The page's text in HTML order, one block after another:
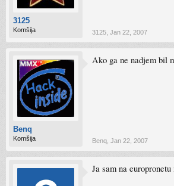
3125
Komšija 3125 Jan 22, 2007
Benq
Komšija
Ako ga ne nadjem bil
Benq Jan 22, 2007
Ja sam na